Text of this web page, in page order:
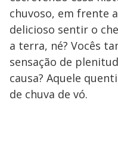
chuvoso, em frente
delicioso sentir o
a terra, né? Vocês
sensação de
causa? Aquele
de chuva de vó.